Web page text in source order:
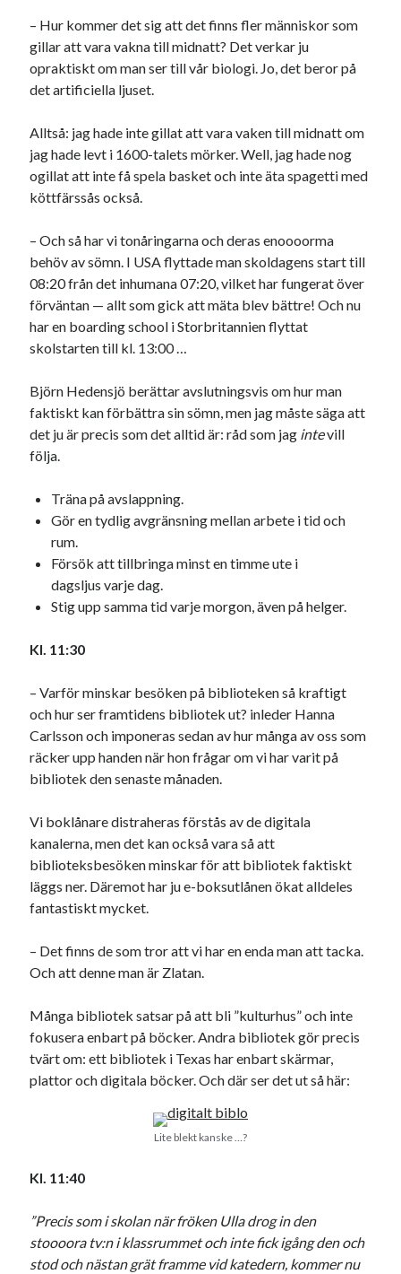
– Hur kommer det sig att det finns fler människor som
gillar att vara vakna till midnatt? Det verkar ju
opraktiskt om man ser till vår biologi. Jo, det beror på
det artificiella ljuset.
Alltså: jag hade inte gillat att vara vaken till midnatt om
jag hade levt i 1600-talets mörker. Well, jag hade nog
ogillat att inte få spela basket och inte äta spagetti med
köttfärssås också.
– Och så har vi tonåringarna och deras enoooorma
behöv av sömn. I USA flyttade man skoldagens start till
08:20 från det inhumana 07:20, vilket har fungerat över
förväntan — allt som gick att mäta blev bättre! Och nu
har en boarding school i Storbritannien flyttat
skolstarten till kl. 13:00 …
Björn Hedensjö berättar avslutningsvis om hur man
faktiskt kan förbättra sin sömn, men jag måste säga att
det ju är precis som det alltid är: råd som jag intevill
följa.
Träna på avslappning.
Gör en tydlig avgränsning mellan arbete i tid och
rum.
Försök att tillbringa minst en timme ute i
dagsljus varje dag.
Stig upp samma tid varje morgon, även på helger.
Kl. 11:30
– Varför minskar besöken på biblioteken så kraftigt
och hur ser framtidens bibliotek ut? inleder Hanna
Carlsson och imponeras sedan av hur många av oss som
räcker upp handen när hon frågar om vi har varit på
bibliotek den senaste månaden.
Vi boklånare distraheras förstås av de digitala
kanalerna, men det kan också vara så att
biblioteksbesöken minskar för att bibliotek faktiskt
läggs ner. Däremot har ju e-boksutlånen ökat alldeles
fantastiskt mycket.
– Det finns de som tror att vi har en enda man att tacka.
Och att denne man är Zlatan.
Många bibliotek satsar på att bli ”kulturhus” och inte
fokusera enbart på böcker. Andra bibliotek gör precis
tvärt om: ett bibliotek i Texas har enbart skärmar,
plattor och digitala böcker. Och där ser det ut så här:
Lite blekt kanske …?
Kl. 11:40
”Precis som i skolan när fröken Ulla drog in den
stoooora tv:n i klassrummet och inte fick igång den och
stod och nästan grät framme vid katedern, kommer nu